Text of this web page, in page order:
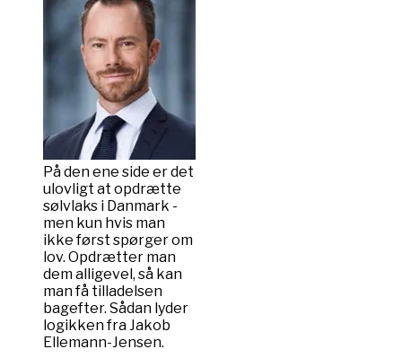
På den ene side er det
ulovligt at opdrætte
sølvlaks i Danmark -
men kun hvis man
ikke først spørger om
lov. Opdrætter man
dem alligevel, så kan
man få tilladelsen
bagefter. Sådan lyder
logikken fra Jakob
Ellemann-Jensen.